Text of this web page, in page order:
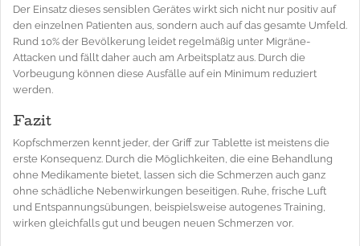
Der Einsatz dieses sensiblen Gerätes wirkt sich nicht nur positiv auf
den einzelnen Patienten aus, sondern auch auf das gesamte Umfeld.
Rund 10% der Bevölkerung leidet regelmäßig unter Migräne-
Attacken und fällt daher auch am Arbeitsplatz aus. Durch die
Vorbeugung können diese Ausfälle auf ein Minimum reduziert
werden.
Fazit
Kopfschmerzen kennt jeder, der Griff zur Tablette ist meistens die
erste Konsequenz. Durch die Möglichkeiten, die eine Behandlung
ohne Medikamente bietet, lassen sich die Schmerzen auch ganz
ohne schädliche Nebenwirkungen beseitigen. Ruhe, frische Luft
und Entspannungsübungen, beispielsweise autogenes Training,
wirken gleichfalls gut und beugen neuen Schmerzen vor.